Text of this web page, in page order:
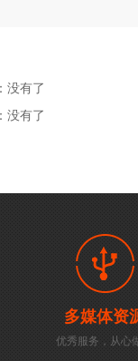
没有了
没有了
多媒体资
优秀服务，从心